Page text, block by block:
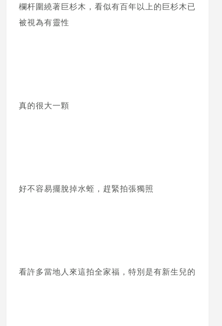
欄杆圍繞著巨杉木，看似有百年以上的巨杉木已
被視為有靈性
真的很大一顆
好不容易擺脫掉水蛭，趕緊拍張獨照
看許多當地人來這拍全家福，特別是有新生兒的